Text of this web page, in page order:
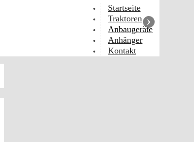
Startseite
Traktoren
Anbaugeräte
Anhänger
Kontakt
›